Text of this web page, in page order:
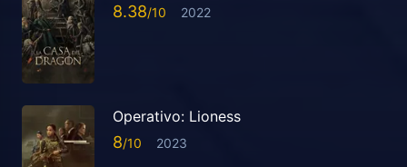
8.38 2022
Operativo: Lioness
8 2023